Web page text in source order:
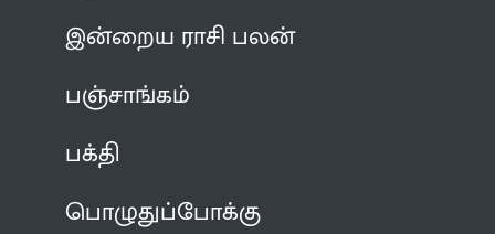
இன்றைய ராசி பலன்
பஞ்சாங்கம்
பக்தி
பொழுதுப்போக்கு